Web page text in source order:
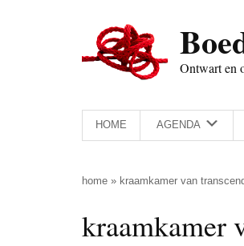
Ontwart en
HOME AGENDA
home » kraamkamer van
kraamkamer